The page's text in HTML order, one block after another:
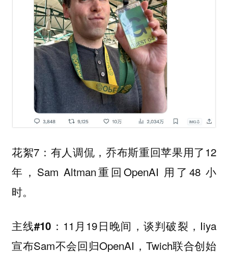
花絮7：有人调侃，乔布斯重回苹果用了12
年，Sam Altman重回OpenAI 用了48 小
时。
主线#10： 11月19日晚间，谈判破裂，Iiya
宣布Sam不会回归OpenAI，Twich联合创始